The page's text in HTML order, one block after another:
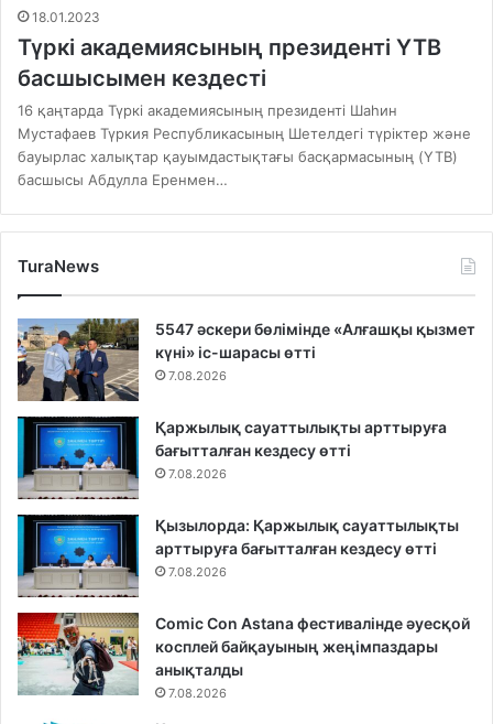
18.01.2023
Түркі академиясының президенті YTB
басшысымен кездесті
16 қаңтарда Түркі академиясының президенті Шаһин
Мустафаев Түркия Республикасының Шетелдегі түріктер және
бауырлас халықтар қауымдастықтағы басқармасының (YTB)
басшысы Абдулла Еренмен…
TuraNews
5547 әскери бөлімінде «Алғашқы қызмет
күні» іс-шарасы өтті
7.08.2026
Қаржылық сауаттылықты арттыруға
бағытталған кездесу өтті
7.08.2026
Қызылорда: Қаржылық сауаттылықты
арттыруға бағытталған кездесу өтті
7.08.2026
Comic Con Astana фестивалінде әуесқой
косплей байқауының жеңімпаздары
анықталды
7.08.2026